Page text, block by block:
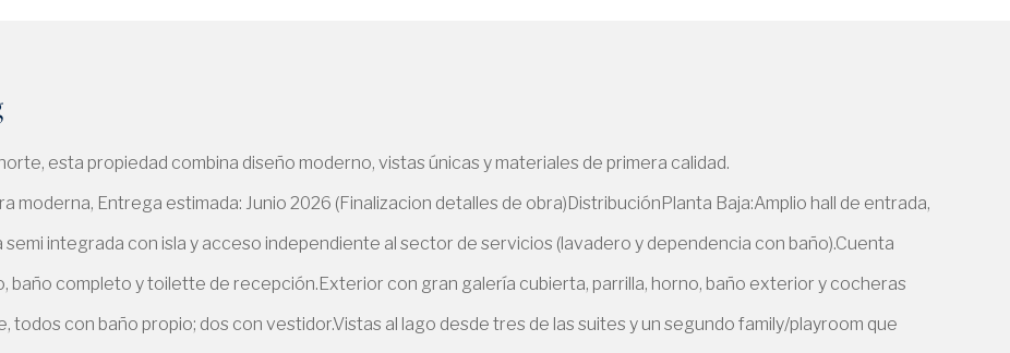
esta propiedad combina diseño moderno, vistas únicas y materiales de primera calidad.
moderna, Entrega estimada: Junio 2026 (Finalizacion detalles de obra)DistribuciónPlanta Baja:Amplio hall de entrada,
semi integrada con isla y acceso independiente al sector de servicios (lavadero y dependencia con baño).Cuenta
baño completo y toilette de recepción.Exterior con gran galería cubierta, parrilla, horno, baño exterior y cocheras
con baño propio; dos con vestidor.Vistas al lago desde tres de las suites y un segundo family/playroom que